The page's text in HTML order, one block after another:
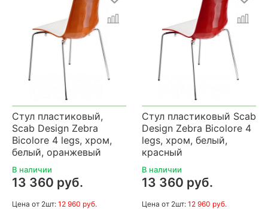
Стул пластиковый,
Scab Design Zebra
Bicolore 4 legs, хром,
белый, оранжевый
В наличии
13 360 руб.
Цена от 2шт: 12 960 руб.
Стул пластиковый Scab
Design Zebra Bicolore 4
legs, хром, белый,
красный
В наличии
13 360 руб.
Цена от 2шт: 12 960 руб.